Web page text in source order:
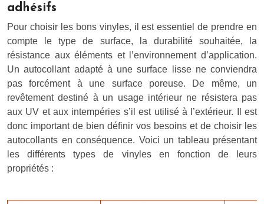
adhésifs
Pour choisir les bons vinyles, il est essentiel de prendre en
compte le type de surface, la durabilité souhaitée, la
résistance aux éléments et l’environnement d’application.
Un autocollant adapté à une surface lisse ne conviendra
pas forcément à une surface poreuse. De même, un
revêtement destiné à un usage intérieur ne résistera pas
aux UV et aux intempéries s’il est utilisé à l’extérieur. Il est
donc important de bien définir vos besoins et de choisir les
autocollants en conséquence. Voici un tableau présentant
les différents types de vinyles en fonction de leurs
propriétés :